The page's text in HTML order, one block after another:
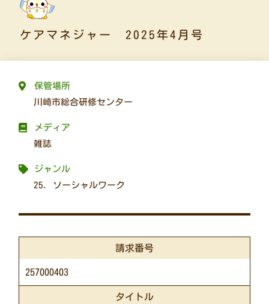
ケアマネジャー 2025年4月号
保管場所
川崎市総合研修センター
メディア
雑誌
ジャンル
25. ソーシャルワーク
請求番号
257000403
タイトル